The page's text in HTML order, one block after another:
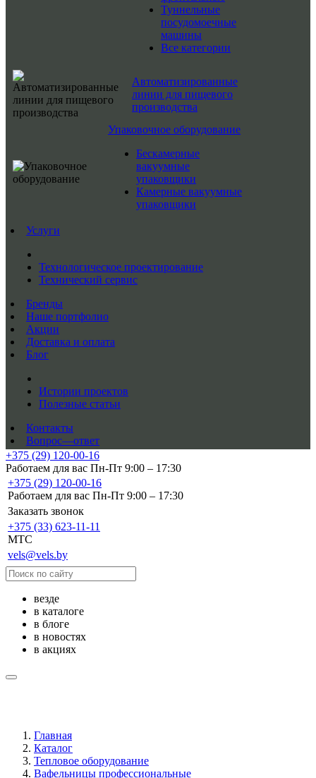
Туннельные
посудомоечные
машины
Все категории
Автоматизированные
линии для пищевого
производства
Упаковочное оборудование
Бескамерные
вакуумные
упаковщики
Камерные вакуумные
упаковщики
Услуги
Технологическое проектирование
Технический сервис
Бренды
Наше портфолио
Акции
Доставка и оплата
Блог
Истории проектов
Полезные статьи
Контакты
Вопрос—ответ
+375 (29) 120-00-16
Работаем для вас Пн-Пт 9:00 – 17:30
+375 (29) 120-00-16
Работаем для вас Пн-Пт 9:00 – 17:30
Заказать звонок
+375 (33) 623-11-11
MTC
vels@vels.by
везде
в каталоге
в блоге
в новостях
в акциях
Главная
Каталог
Тепловое оборудование
Вафельницы профессиональные